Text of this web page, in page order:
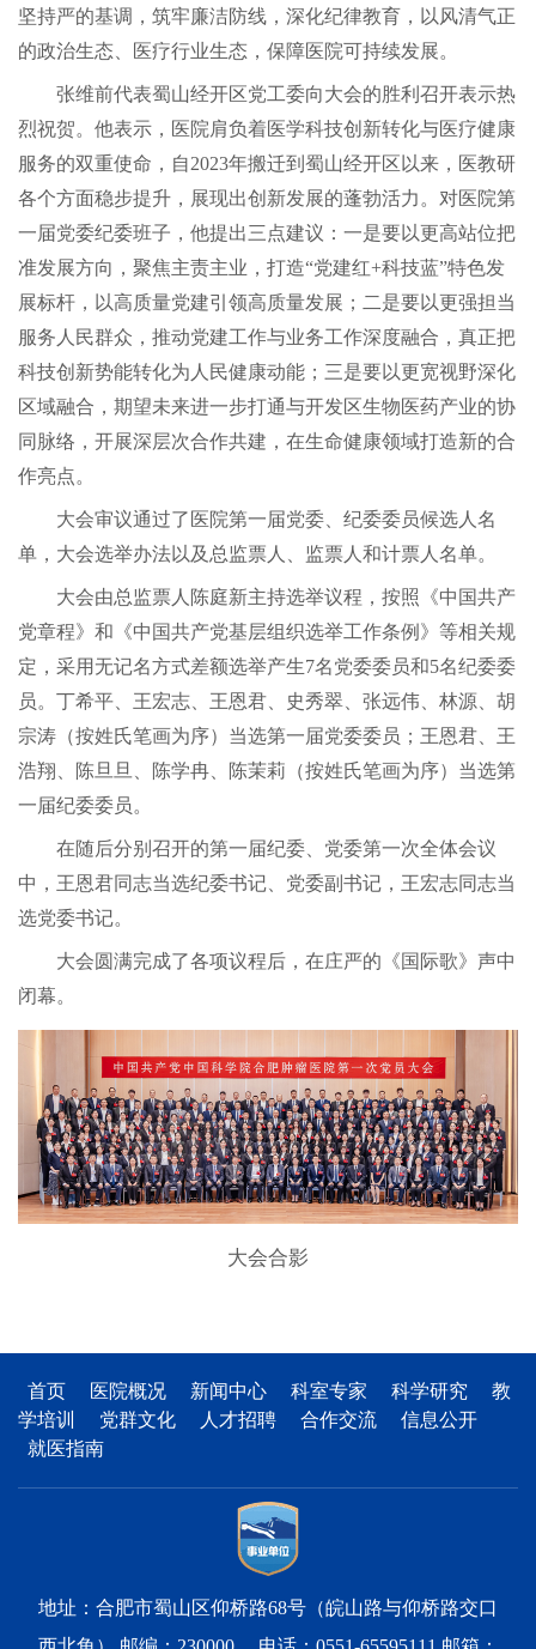
坚持严的基调，筑牢廉洁防线，深化纪律教育，以风清气正
的政治生态、医疗行业生态，保障医院可持续发展。
张维前代表蜀山经开区党工委向大会的胜利召开表示热
烈祝贺。他表示，医院肩负着医学科技创新转化与医疗健康
服务的双重使命，自2023年搬迁到蜀山经开区以来，医教研
各个方面稳步提升，展现出创新发展的蓬勃活力。对医院第
一届党委纪委班子，他提出三点建议：一是要以更高站位把
准发展方向，聚焦主责主业，打造“党建红+科技蓝”特色发
展标杆，以高质量党建引领高质量发展；二是要以更强担当
服务人民群众，推动党建工作与业务工作深度融合，真正把
科技创新势能转化为人民健康动能；三是要以更宽视野深化
区域融合，期望未来进一步打通与开发区生物医药产业的协
同脉络，开展深层次合作共建，在生命健康领域打造新的合
作亮点。
大会审议通过了医院第一届党委、纪委委员候选人名
单，大会选举办法以及总监票人、监票人和计票人名单。
大会由总监票人陈庭新主持选举议程，按照《中国共产
党章程》和《中国共产党基层组织选举工作条例》等相关规
定，采用无记名方式差额选举产生7名党委委员和5名纪委委
员。丁希平、王宏志、王恩君、史秀翠、张远伟、林源、胡
宗涛（按姓氏笔画为序）当选第一届党委委员；王恩君、王
浩翔、陈旦旦、陈学冉、陈茉莉（按姓氏笔画为序）当选第
一届纪委委员。
在随后分别召开的第一届纪委、党委第一次全体会议
中，王恩君同志当选纪委书记、党委副书记，王宏志同志当
选党委书记。
大会圆满完成了各项议程后，在庄严的《国际歌》声中
闭幕。
大会合影
首页 医院概况 新闻中心 科室专家 科学研究
教
学培训
党群文化 人才招聘 合作交流
信息公开
就医指南
地址：合肥市蜀山区仰桥路68号（皖山路与仰桥路交口